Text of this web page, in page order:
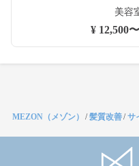
美容
¥ 12,500
MEZON（メゾン） /髪質改善/サ